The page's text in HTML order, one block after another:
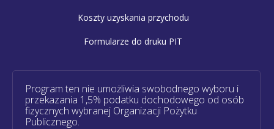
Koszty uzyskania przychodu
Formularze do druku PIT
Program ten nie umożliwia swobodnego wyboru i
przekazania 1,5% podatku dochodowego od osób
fizycznych wybranej Organizacji Pożytku
Publicznego.